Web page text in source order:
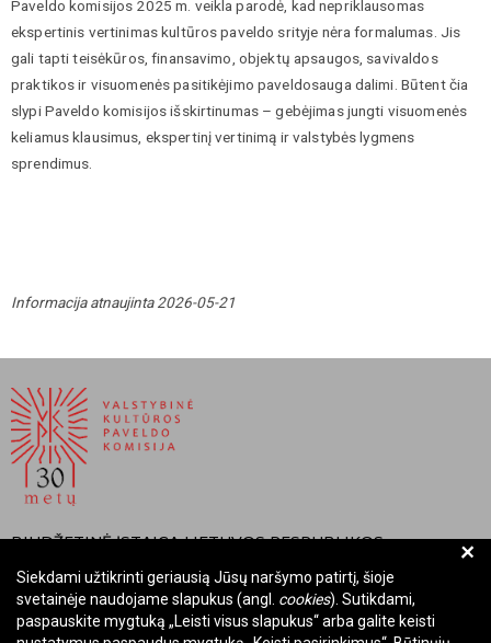
Paveldo komisijos 2025 m. veikla parodė, kad nepriklausomas
ekspertinis vertinimas kultūros paveldo srityje nėra formalumas. Jis
gali tapti teisėkūros, finansavimo, objektų apsaugos, savivaldos
praktikos ir visuomenės pasitikėjimo paveldosauga dalimi. Būtent čia
slypi Paveldo komisijos išskirtinumas – gebėjimas jungti visuomenės
keliamus klausimus, ekspertinį vertinimą ir valstybės lygmens
sprendimus.
Informacija atnaujinta 2026-05-21
BIUDŽETINĖ ĮSTAIGA LIETUVOS RESPUBLIKOS
VALSTYBINĖ KULTŪROS PAVELDO KOMISIJA
Įmonės kodas: Juridinių asmenų registre 288700520
Adresas: Rūdninkų g. 13, 01135 Vilnius
+
Siekdami užtikrinti geriausią Jūsų naršymo patirtį, šioje
svetainėje naudojame slapukus (angl. cookies). Sutikdami,
paspauskite mygtuką „Leisti visus slapukus“ arba galite keisti